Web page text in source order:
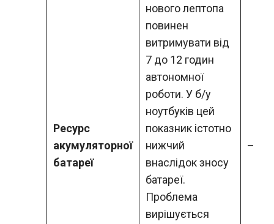
Ресурс
акумуляторної
батареї
нового лептопа
повинен
витримувати від
7 до 12 годин
автономної
роботи. У б/у
ноутбуків цей
показник істотно
нижчий
внаслідок зносу
батареї.
Проблема
вирішується
–